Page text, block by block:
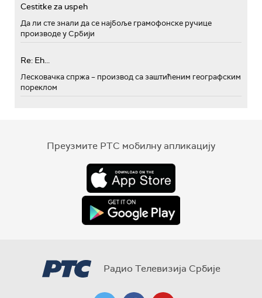
Cestitke za uspeh
Да ли сте знали да се најбоље грамофонске ручице
производе у Србији
Re: Eh...
Лесковачка спржа – производ са заштићеним географским
пореклом
Преузмите РТС мобилну апликацију
Радио Телевизија Србије